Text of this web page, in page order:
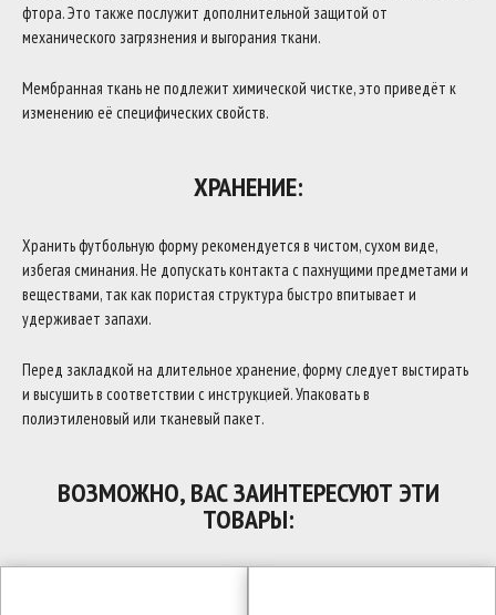
фтора. Это также послужит дополнительной защитой от
механического загрязнения и выгорания ткани.
Мембранная ткань не подлежит химической чистке, это приведёт к
изменению её специфических свойств.
ХРАНЕНИЕ:
Хранить футбольную форму рекомендуется в чистом, сухом виде,
избегая сминания. Не допускать контакта с пахнущими предметами и
веществами, так как пористая структура быстро впитывает и
удерживает запахи.
Перед закладкой на длительное хранение, форму следует выстирать
и высушить в соответствии с инструкцией. Упаковать в
полиэтиленовый или тканевый пакет.
ВОЗМОЖНО, ВАС ЗАИНТЕРЕСУЮТ ЭТИ
ТОВАРЫ: